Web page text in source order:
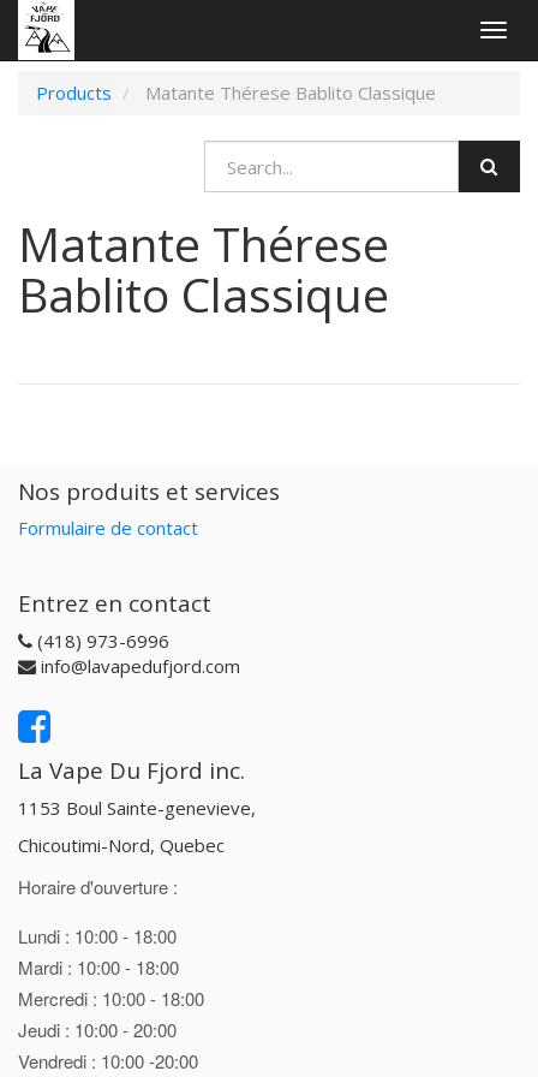
Products
Matante Thérese Bablito Classique
Matante Thérese
Bablito Classique
Nos produits et services
Formulaire de contact
Entrez en contact
(418) 973-6996
info@lavapedufjord.com
La Vape Du Fjord inc.
1153 Boul Sainte-genevieve,
Chicoutimi-Nord, Quebec
Horaire d'ouverture :
Lundi : 10:00 - 18:00
Mardi : 10:00 - 18:00
Mercredi : 10:00 - 18:00
Jeudi : 10:00 - 20:00
Vendredi : 10:00 -20:00